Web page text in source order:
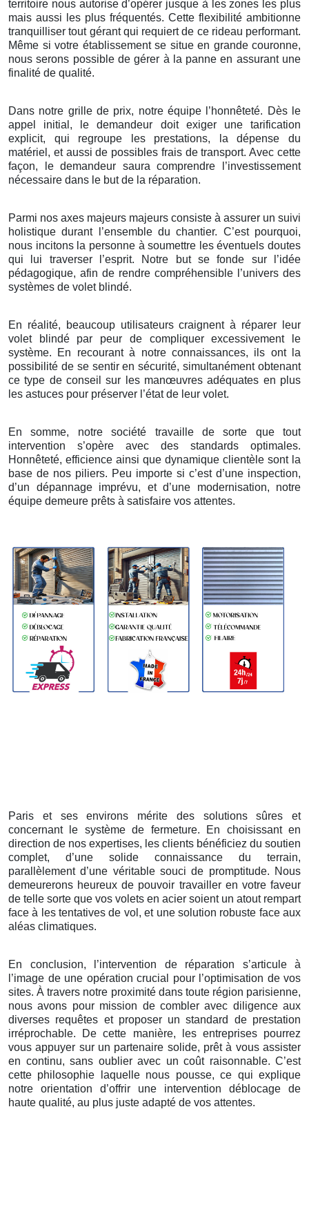
territoire nous autorise d’opérer jusque à les zones les plus
mais aussi les plus fréquentés. Cette flexibilité ambitionne
tranquilliser tout gérant qui requiert de ce rideau performant.
Même si votre établissement se situe en grande couronne,
nous serons possible de gérer à la panne en assurant une
finalité de qualité.
Dans notre grille de prix, notre équipe l’honnêteté. Dès le
appel initial, le demandeur doit exiger une tarification
explicit, qui regroupe les prestations, la dépense du
matériel, et aussi de possibles frais de transport. Avec cette
façon, le demandeur saura comprendre l’investissement
nécessaire dans le but de la réparation.
Parmi nos axes majeurs majeurs consiste à assurer un suivi
holistique durant l’ensemble du chantier. C’est pourquoi,
nous incitons la personne à soumettre les éventuels doutes
qui lui traverser l’esprit. Notre but se fonde sur l’idée
pédagogique, afin de rendre compréhensible l’univers des
systèmes de volet blindé.
En réalité, beaucoup utilisateurs craignent à réparer leur
volet blindé par peur de compliquer excessivement le
système. En recourant à notre connaissances, ils ont la
possibilité de se sentir en sécurité, simultanément obtenant
ce type de conseil sur les manœuvres adéquates en plus
les astuces pour préserver l’état de leur volet.
En somme, notre société travaille de sorte que tout
intervention s’opère avec des standards optimales.
Honnêteté, efficience ainsi que dynamique clientèle sont la
base de nos piliers. Peu importe si c’est d’une inspection,
d’un dépannage imprévu, et d’une modernisation, notre
équipe demeure prêts à satisfaire vos attentes.
Paris et ses environs mérite des solutions sûres et
concernant le système de fermeture. En choisissant en
direction de nos expertises, les clients bénéficiez du soutien
complet, d’une solide connaissance du terrain,
parallèlement d’une véritable souci de promptitude. Nous
demeurerons heureux de pouvoir travailler en votre faveur
de telle sorte que vos volets en acier soient un atout rempart
face à les tentatives de vol, et une solution robuste face aux
aléas climatiques.
En conclusion, l’intervention de réparation s’articule à
l’image de une opération crucial pour l’optimisation de vos
sites. À travers notre proximité dans toute région parisienne,
nous avons pour mission de combler avec diligence aux
diverses requêtes et proposer un standard de prestation
irréprochable. De cette manière, les entreprises pourrez
vous appuyer sur un partenaire solide, prêt à vous assister
en continu, sans oublier avec un coût raisonnable. C’est
cette philosophie laquelle nous pousse, ce qui explique
notre orientation d’offrir une intervention déblocage de
haute qualité, au plus juste adapté de vos attentes.